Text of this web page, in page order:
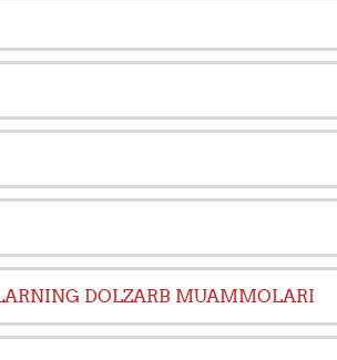
DOLZARB MUAMMOLARI